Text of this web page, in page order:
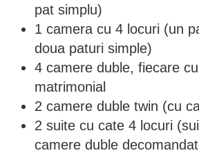
pat simplu)
1 camera cu 4 locuri (un
doua paturi simple)
4 camere duble, fiecare
matrimonial
2 camere duble twin (cu
2 suite cu cate 4 locuri
camere duble